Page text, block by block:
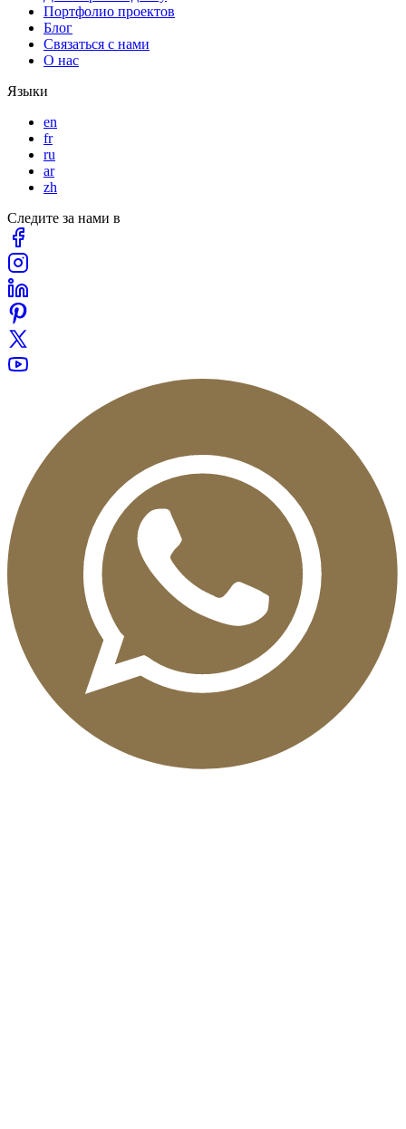
Портфолио проектов
Блог
Связаться с нами
О нас
Языки
en
fr
ru
ar
zh
Следите за нами в